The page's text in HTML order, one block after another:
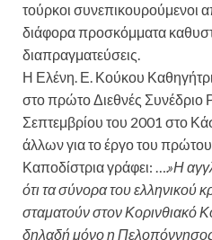
τούρκοι συνεπικουρούμενοι
διάφορα προσκόμματα
διαπραγματεύσεις.
Η Ελένη. Ε. Κούκου
στο πρώτο Διεθνές Συνέδριο
Σεπτεμβρίου του 2001 στο
άλλων για το έργο του
Καποδίστρια γράφει: ….»Η
ότι τα σύνορα του ελληνικού
σταματούν στον Κορινθιακό
δηλαδή μόνο η Πελοπόννησος